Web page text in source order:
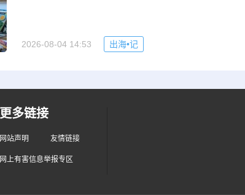
2026-08-04 14:53 出海•记
更多链接
网站声明 友情链接
网上有害信息举报专区